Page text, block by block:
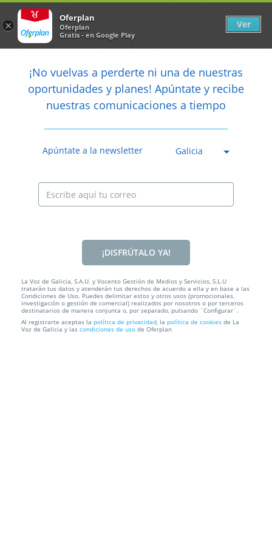

Caducada
99€
arrow_back Newsletter
¡No vuelvas a perderte ni una de nuestras
oportunidades y planes! Apúntate y recibe
nuestras comunicaciones a tiempo
Apúntate a la newsletter Galicia
¡DISFRÚTALO YA!
La Voz de Galicia, S.A.U. y Vocento Gestión de Medios y Servicios, S.L.U
tratarán tus datos y atenderán tus derechos de acuerdo a ella y en base a las
Condiciones de Uso. Puedes delimitar estos y otros usos (promocionales,
investigación o gestión de comercial) realizados por nosotros o por terceros
destinatarios de manera conjunta o, por separado, pulsando ¨Configurar¨.
Al registrarte aceptas la política de privacidad, la política de cookies de La
Voz de Galicia y las condiciones de uso de Oferplan
×
Oferplan
Oferplan
Gratis - en Google Play
Ver